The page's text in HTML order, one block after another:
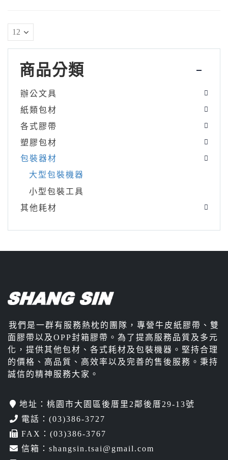
商品分類
辦公文具
紙類包材
各式膠帶
塑膠包材
包裝器材
大型包裝機器
小型包裝工具
其他耗材
我們是一群有服務熱枕的團隊，專營牛皮紙膠帶、雙
面膠帶以及OPP封箱膠帶。為了提高服務品質及多元
化，提供其他包材、各式耗材及包裝機器。堅持合理
的價格、高品質、高效率以及完善的售後服務。秉持
誠信的精神服務大家。
地址：桃園市大園區後厝里2鄰後厝29-13號
電話： (03)386-3727
FAX：(03)386-3767
信箱： shangsin.tsai@gmail.com